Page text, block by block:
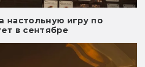
настольную игру по
в сентябре